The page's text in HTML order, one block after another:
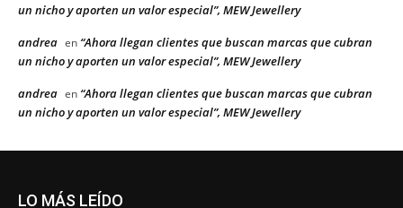
un nicho y aporten un valor especial”, MEW Jewellery
andrea en “Ahora llegan clientes que buscan marcas que cubran
un nicho y aporten un valor especial”, MEW Jewellery
andrea en “Ahora llegan clientes que buscan marcas que cubran
un nicho y aporten un valor especial”, MEW Jewellery
LO MÁS LEÍDO